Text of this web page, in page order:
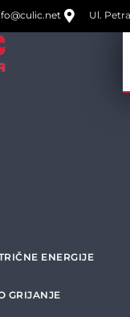
Ul.
ENERGIJE
GRIJANJE